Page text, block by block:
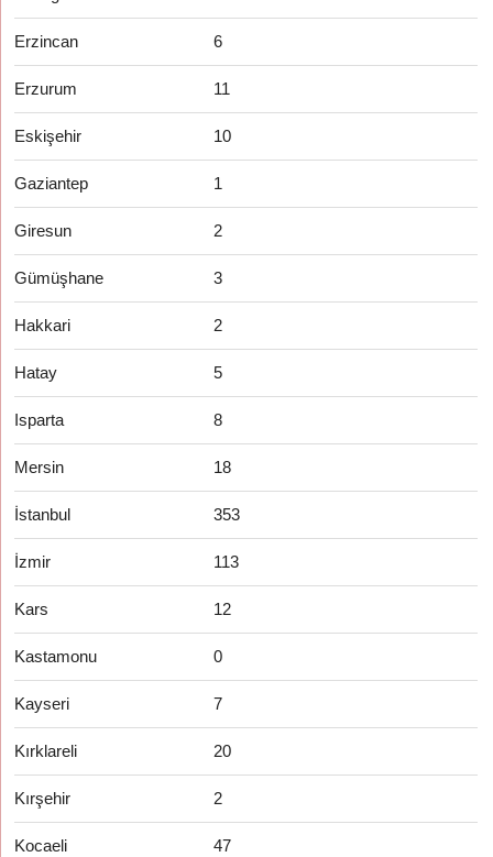
Erzincan 6
Erzurum 11
Eskişehir 10
Gaziantep 1
Giresun 2
Gümüşhane 3
Hakkari 2
Hatay 5
Isparta 8
Mersin 18
İstanbul 353
İzmir 113
Kars 12
Kastamonu 0
Kayseri 7
Kırklareli 20
Kırşehir 2
Kocaeli 47